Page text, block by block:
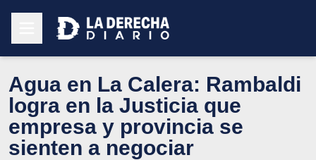
Agua en La Calera: Rambaldi
logra en la Justicia que
empresa y provincia se
sienten a negociar